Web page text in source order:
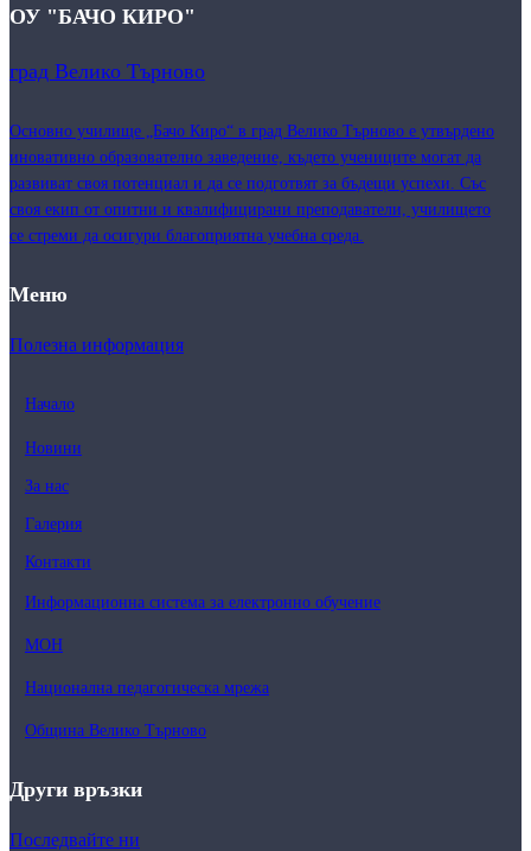
ОУ "БАЧО КИРО"
град Велико Търново
Основно училище „Бачо Киро“ в град Велико Търново е утвърдено
иновативно образователно заведение, където учениците могат да
развиват своя потенциал и да се подготвят за бъдещи успехи. Със
своя екип от опитни и квалифицирани преподаватели, училището
се стреми да осигури благоприятна учебна среда.
Меню
Полезна информация
Начало
Новини
За нас
Галерия
Контакти
Информационна система за електронно обучение
МОН
Национална педагогическа мрежа
Община Велико Търново
Други връзки
Последвайте ни